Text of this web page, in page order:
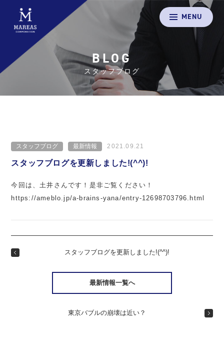
MENU
BLOG
スタッフブログ
スタッフブログ 最新情報 2021.09.21
スタッフブログを更新しました!(^^)!
今回は、土井さんです！是非ご覧ください！
https://ameblo.jp/a-brains-yana/entry-12698703796.html
スタッフブログを更新しました!(^^)!
最新情報一覧へ
東京バブルの崩壊は近い？